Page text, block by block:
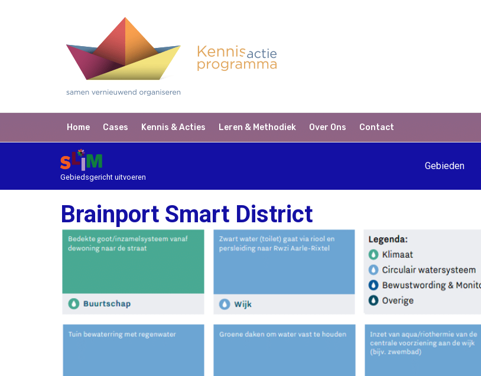
Home Cases Kennis & Acties Leren & Methodiek Over Ons Contact
Gebiedsgericht uitvoeren
Gebieden
Brainport Smart District